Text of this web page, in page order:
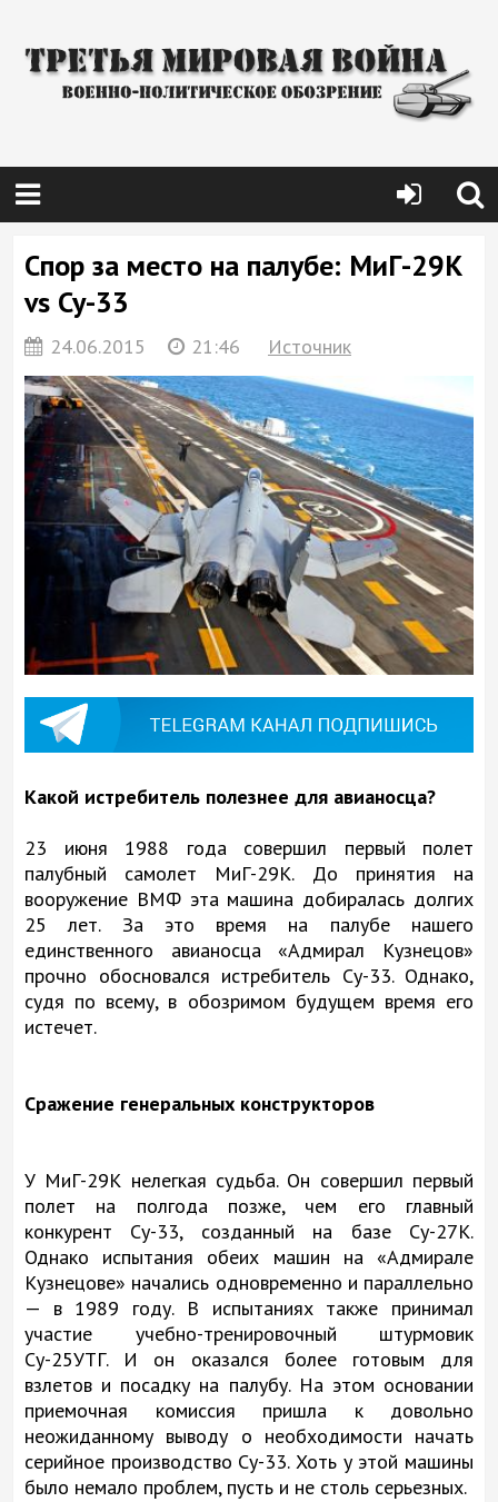
Спор за место на палубе: МиГ-29К
vs Су-33
24.06.2015 21:46 Источник
Какой истребитель полезнее для авианосца?
23 июня 1988 года совершил первый полет
палубный самолет МиГ-29К. До принятия на
вооружение ВМФ эта машина добиралась долгих
25 лет. За это время на палубе нашего
единственного авианосца «Адмирал Кузнецов»
прочно обосновался истребитель Су-33. Однако,
судя по всему, в обозримом будущем время его
истечет.
Сражение генеральных конструкторов
У МиГ-29К нелегкая судьба. Он совершил первый
полет на полгода позже, чем его главный
конкурент Су-33, созданный на базе Су-27К.
Однако испытания обеих машин на «Адмирале
Кузнецове» начались одновременно и параллельно
— в 1989 году. В испытаниях также принимал
участие учебно-тренировочный штурмовик
Су-25УТГ. И он оказался более готовым для
взлетов и посадку на палубу. На этом основании
приемочная комиссия пришла к довольно
неожиданному выводу о необходимости начать
серийное производство Су-33. Хоть у этой машины
было немало проблем, пусть и не столь серьезных.